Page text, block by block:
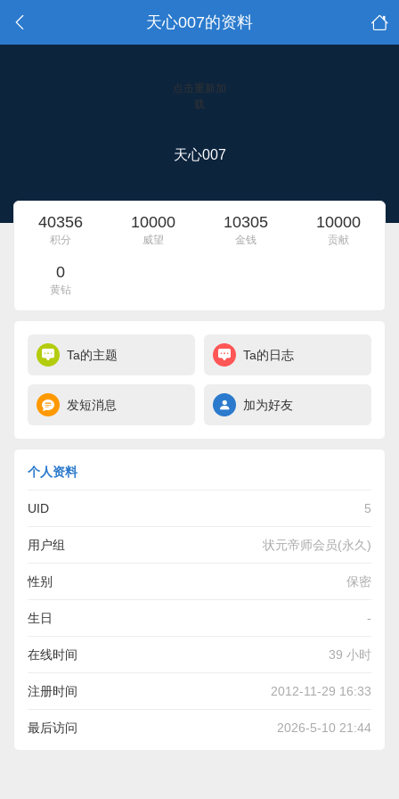
天心007的资料
点击重新加
载
天心007
40356
积分
10000
威望
10305
金钱
10000
贡献
0
黄钻
Ta的主题 Ta的日志
发短消息 加为好友
个人资料
UID 5
用户组 状元帝师会员(永久)
性别 保密
生日 -
在线时间 39 小时
注册时间 2012-11-29 16:33
最后访问 2026-5-10 21:44